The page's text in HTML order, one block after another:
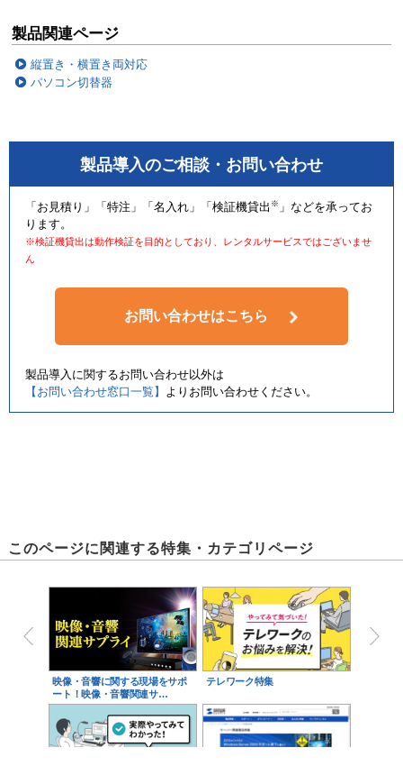
製品関連ページ
縦置き・横置き両対応
パソコン切替器
製品導入のご相談・お問い合わせ
「お見積り」「特注」「名入れ」「検証機貸出 ※ 」などを承ってお
ります。
※検証機貸出は動作検証を目的としており、レンタルサービスではございませ
ん
お問い合わせはこちら
製品導入に関するお問い合わせ以外は
【お問い合わせ窓口一覧】 よりお問い合わせください。
このページに関連する特集・カテゴリページ
映像・音響に関する現場をサポ
ート！映像・音響関連サ…
テレワーク特集